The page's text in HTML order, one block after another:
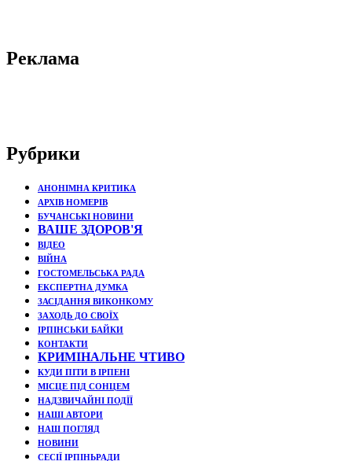
Реклама
Рубрики
АНОНІМНА КРИТИКА
АРХІВ НОМЕРІВ
БУЧАНСЬКІ НОВИНИ
ВАШЕ ЗДОРОВ'Я
ВІДЕО
ВІЙНА
ГОСТОМЕЛЬСЬКА РАДА
ЕКСПЕРТНА ДУМКА
ЗАСІДАННЯ ВИКОНКОМУ
ЗАХОДЬ ДО СВОЇХ
ІРПІНСЬКИ БАЙКИ
КОНТАКТИ
КРИМІНАЛЬНЕ ЧТИВО
КУДИ ПІТИ В ІРПЕНІ
МІСЦЕ ПІД СОНЦЕМ
НАДЗВИЧАЙНІ ПОДЇЇ
НАШІ АВТОРИ
НАШ ПОГЛЯД
НОВИНИ
СЕСІЇ ІРПІНЬРАДИ